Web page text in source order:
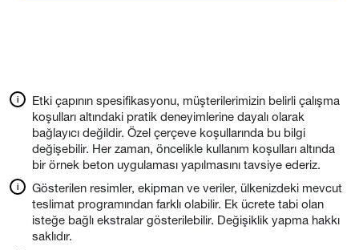
Etki çapının spesifikasyonu, müşterilerimizin belirli çalışma
koşulları altındaki pratik deneyimlerine dayalı olarak
bağlayıcı değildir. Özel çerçeve koşullarında bu bilgi
değişebilir. Her zaman, öncelikle kullanım koşulları altında
bir örnek beton uygulaması yapılmasını tavsiye ederiz.
Gösterilen resimler, ekipman ve veriler, ülkenizdeki mevcut
teslimat programından farklı olabilir. Ek ücrete tabi olan
isteğe bağlı ekstralar gösterilebilir. Değişiklik yapma hakkı
saklıdır.